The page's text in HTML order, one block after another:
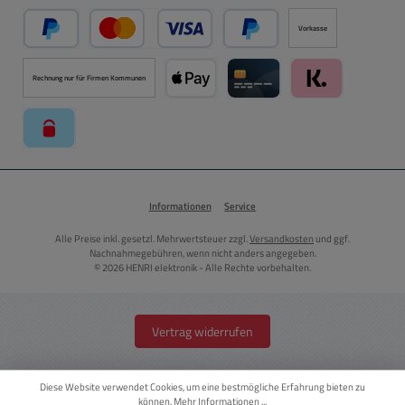
PayPal Kredit- oder Debitkarte über PayPal
Später Bezahlen über PayPal
Vorkasse
Rechnung nur für Firmen Kommunen
Informationen Service
Alle Preise inkl. gesetzl. Mehrwertsteuer zzgl.Versandkosten und ggf.
Nachnahmegebühren, wenn nicht anders angegeben.
© 2026 HENRI elektronik - Alle Rechte vorbehalten.
Vertrag widerrufen
Diese Website verwendet Cookies, um eine bestmögliche Erfahrung bieten zu
können.Mehr Informationen ...